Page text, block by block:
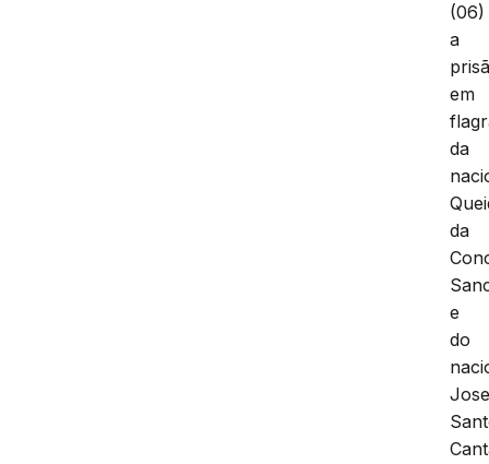
(06)
a
em
da
da
e
do